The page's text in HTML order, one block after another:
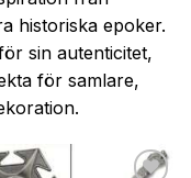
historiska epoker.
sin autenticitet,
för samlare,